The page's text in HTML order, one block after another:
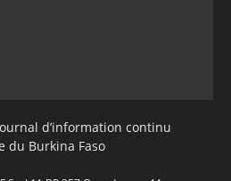
d’information continu
du Burkina Faso